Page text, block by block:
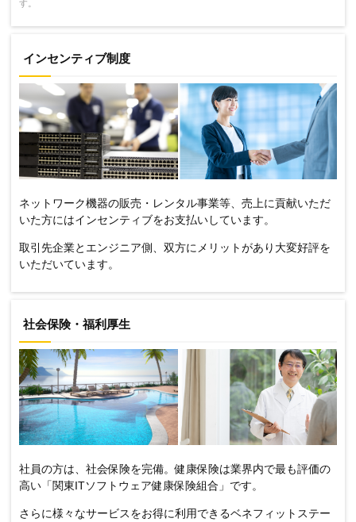
す。
インセンティブ制度
ネットワーク機器の販売・レンタル事業等、売上に貢献いただ
いた方にはインセンティブをお支払いしています。
取引先企業とエンジニア側、双方にメリットがあり大変好評を
いただいています。
社会保険・福利厚生
社員の方は、社会保険を完備。健康保険は業界内で最も評価の
高い「関東ITソフトウェア健康保険組合」です。
さらに様々なサービスをお得に利用できるベネフィットステー